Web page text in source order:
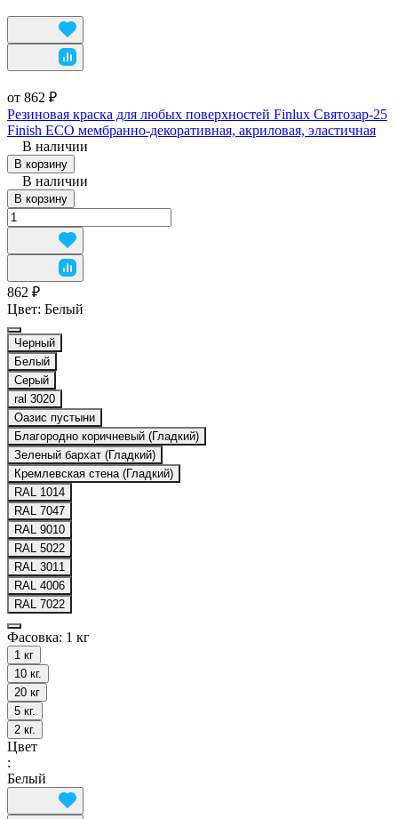
от 862 ₽
Резиновая краска для любых поверхностей Finlux Святозар-25
Finish ECO мембранно-декоративная, акриловая, эластичная
В наличии
В корзину
В наличии
В корзину
862 ₽
Цвет: Белый
Черный
Белый
Серый
ral 3020
Оазис пустыни
Благородно коричневый (Гладкий)
Зеленый бархат (Гладкий)
Кремлевская стена (Гладкий)
RAL 1014
RAL 7047
RAL 9010
RAL 5022
RAL 3011
RAL 4006
RAL 7022
Фасовка: 1 кг
1 кг
10 кг.
20 кг
5 кг.
2 кг.
Цвет
:
Белый